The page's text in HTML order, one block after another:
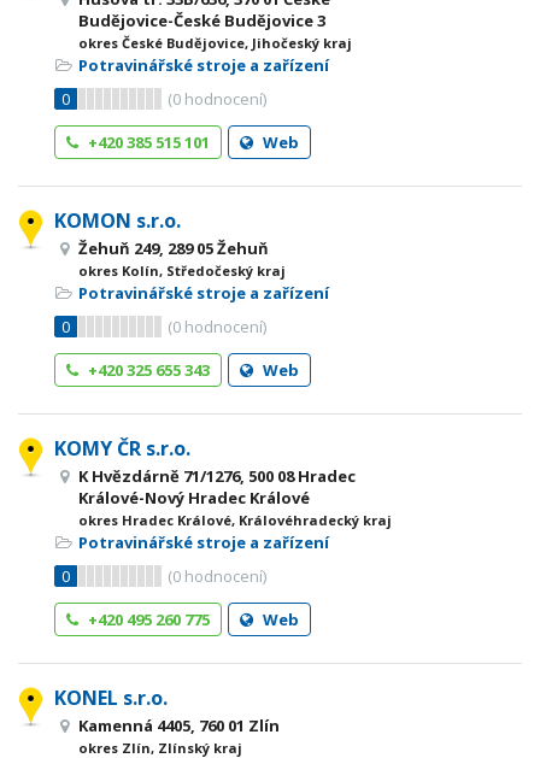
Budějovice-České Budějovice 3
okres České Budějovice, Jihočeský kraj
Potravinářské stroje a zařízení
0
(0 hodnocení)
+420 385 515 101
Web
KOMON s.r.o.
Žehuň 249, 289 05 Žehuň
okres Kolín, Středočeský kraj
Potravinářské stroje a zařízení
0
(0 hodnocení)
+420 325 655 343
Web
KOMY ČR s.r.o.
K Hvězdárně 71/1276, 500 08 Hradec
Králové-Nový Hradec Králové
okres Hradec Králové, Královéhradecký kraj
Potravinářské stroje a zařízení
0
(0 hodnocení)
+420 495 260 775
Web
KONEL s.r.o.
Kamenná 4405, 760 01 Zlín
okres Zlín, Zlínský kraj